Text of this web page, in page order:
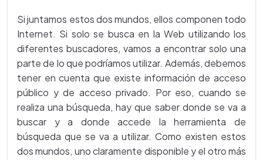
Si juntamos estos dos mundos, ellos componen todo
Internet. Si solo se busca en la Web utilizando los
diferentes buscadores, vamos a encontrar solo una
parte de lo que podríamos utilizar. Además, debemos
tener en cuenta que existe información de acceso
público y de acceso privado. Por eso, cuando se
realiza una búsqueda, hay que saber donde se va a
buscar y a donde accede la herramienta de
búsqueda que se va a utilizar. Como existen estos
dos mundos, uno claramente disponible y el otro más